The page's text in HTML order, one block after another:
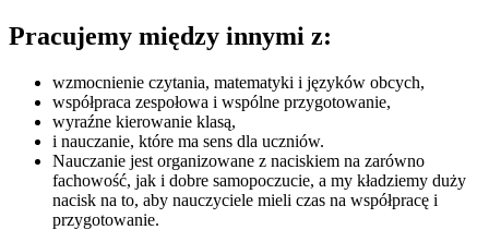
Pracujemy między innymi z:
wzmocnienie czytania, matematyki i języków obcych,
współpraca zespołowa i wspólne przygotowanie,
wyraźne kierowanie klasą,
i nauczanie, które ma sens dla uczniów.
Nauczanie jest organizowane z naciskiem na zarówno
fachowość, jak i dobre samopoczucie, a my kładziemy duży
nacisk na to, aby nauczyciele mieli czas na współpracę i
przygotowanie.